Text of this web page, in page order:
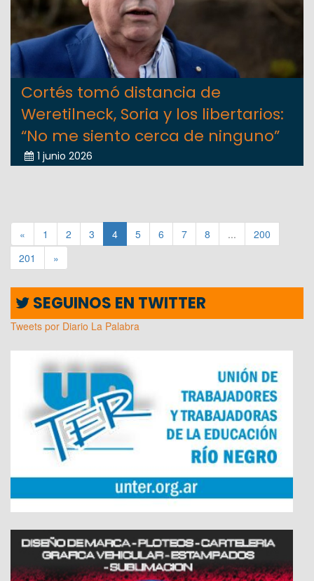
Cortés tomó distancia de
Weretilneck, Soria y los libertarios:
“No me siento cerca de ninguno”
1 junio 2026
« 1 2 3 4 5 6 7 8 ...
200
201
»
SEGUINOS EN TWITTER
Tweets por Diario La Palabra